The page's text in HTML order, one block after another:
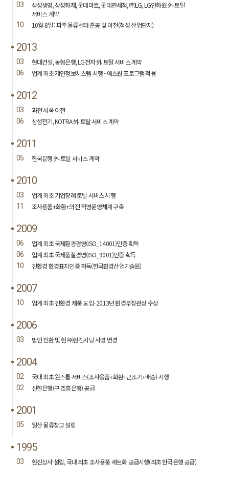
03
삼성생명, 삼성화재, 롯데마트, 롯데면세점, ㈜LG, LG인화원 外 토탈
서비스 계약
10 10월 8일 : 파주 물류센터 준공 및 이전(적성 산업단지)
2013
03 현대건설, 농협은행, LG전자 外 토탈 서비스 계약
06 업계 최초 개인정보시스템 시행 - 에스원 프로그램 적용
2012
03 과천 사옥 이전
06 삼성전기, KOTRA 外 토탈 서비스 계약
2011
05 한국은행 外 토탈 서비스 계약
2010
03 업계 최초 기업장례 토탈 서비스 시행
11 조사용품+화환+의전 직영운영체계 구축
2009
06 업계 최초 국제환경경영(ISO_14001)인증 획득
06 업계 최초 국제품질경영(ISO_9001)인증 획득
10 친환경 환경표지인증 획득(한국환경산업기술원)
2007
10 업계 최초 친환경 제품 도입- 2013년 환경부장관상 수상
2006
03 법인 전환 및 현 ㈜현진시닝 사명 변경
2004
02 국내 최초 원스톱 서비스(조사용품+화환+근조기+배송) 시행
02 신한은행(구 조흥은행) 공급
2001
05 일산 물류창고 설립
1995
03 현진상사 설립, 국내 최초 조사용품 세트화 공급시행(최초 한국은행 공급)